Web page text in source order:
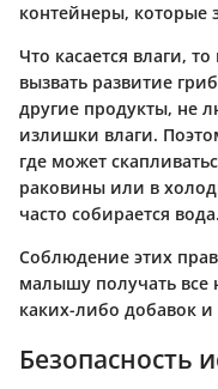
контейнеры, которые
Что касается влаги,
вызвать развитие
другие продукты, не
излишки влаги.
где может
раковины или в
часто собирается вода.
Соблюдение этих
малышу получать
каких-либо добавок и
Безопасность